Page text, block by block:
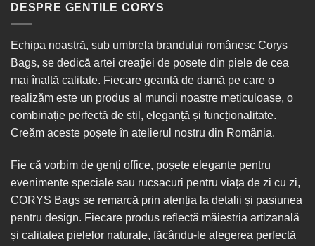
DESPRE GENTILE CORYS
Echipa noastră, sub umbrela brandului românesc Corys
Bags, se dedică artei creației de posete din piele de cea
mai înaltă calitate. Fiecare geantă de damă pe care o
realizăm este un produs al muncii noastre meticuloase, o
combinație perfectă de stil, eleganță și funcționalitate.
Creăm aceste poșete în atelierul nostru din România.
Fie că vorbim de genți office, poșete elegante pentru
evenimente speciale sau rucsacuri pentru viața de zi cu zi,
CORYS Bags se remarcă prin atenția la detalii și pasiunea
pentru design. Fiecare produs reflectă măiestria artizanală
și calitatea pielelor naturale, făcându-le alegerea perfectă